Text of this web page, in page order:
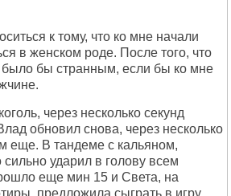
к тому, что ко мне начали
в женском роде. После того, что
было бы странным, если бы ко мне
через несколько секунд
обновил снова, через несколько
еще. В тандеме с кальяном,
сильно ударил в голову всем
еще мин 15 и Света, на
предложила сыграть в игру,